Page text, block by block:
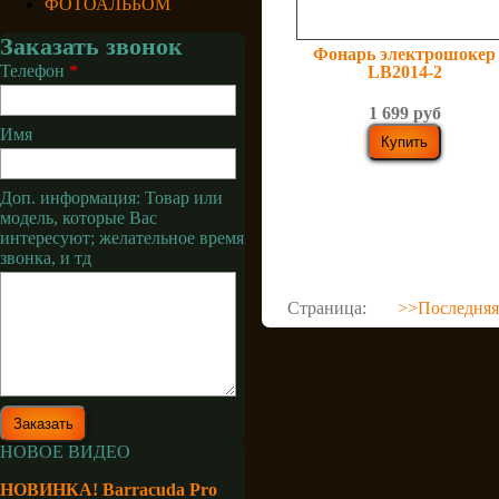
ФОТОАЛЬБОМ
Заказать звонок
Телефон *
Имя
Доп. информация: Товар или
модель, которые Вас
интересуют; желательное время
звонка, и тд
НОВОЕ ВИДЕО
НОВИНКА! Barracuda Pro
Фонарь электрошокер
LB2014-2
1 699 руб
Страница: >>Последняя